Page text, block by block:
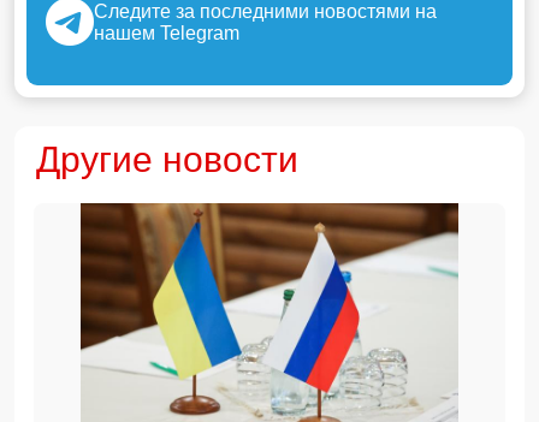
Следите за последними новостями на
нашем Telegram
Другие новости